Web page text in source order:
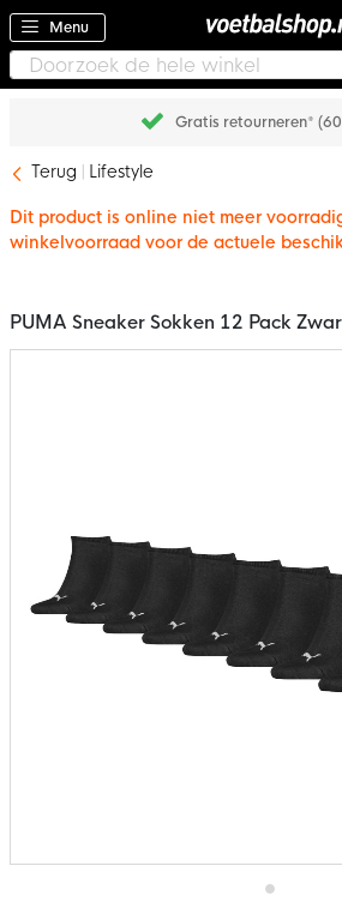
Menu
Gratis retourneren*
Terug Lifestyle
Dit product is online niet meer
winkelvoorraad voor de actuele
PUMA Sneaker Sokken 12 Pack